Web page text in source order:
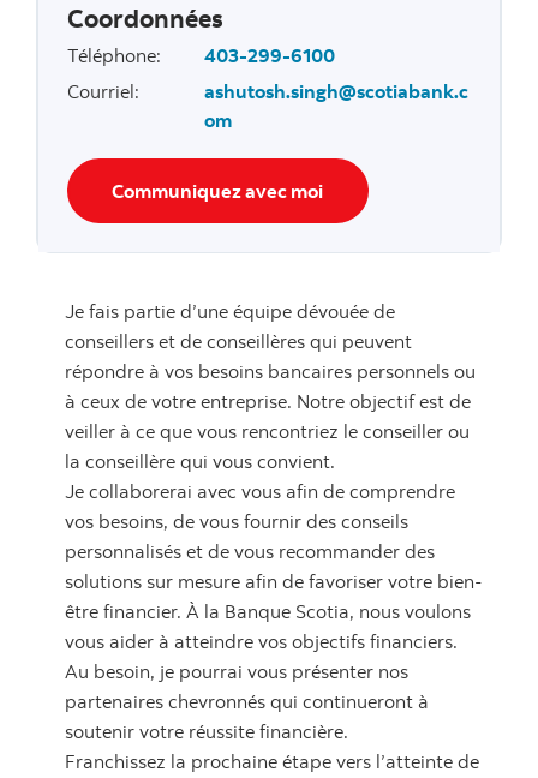
Coordonnées
Téléphone:
403-299-6100
Courriel:
ashutosh.singh@scotiabank.c
om
Communiquez avec moi
Je fais partie d’une équipe dévouée de
conseillers et de conseillères qui peuvent
répondre à vos besoins bancaires personnels ou
à ceux de votre entreprise. Notre objectif est de
veiller à ce que vous rencontriez le conseiller ou
la conseillère qui vous convient.
Je collaborerai avec vous afin de comprendre
vos besoins, de vous fournir des conseils
personnalisés et de vous recommander des
solutions sur mesure afin de favoriser votre bien-
être financier. À la Banque Scotia, nous voulons
vous aider à atteindre vos objectifs financiers.
Au besoin, je pourrai vous présenter nos
partenaires chevronnés qui continueront à
soutenir votre réussite financière.
Franchissez la prochaine étape vers l’atteinte de